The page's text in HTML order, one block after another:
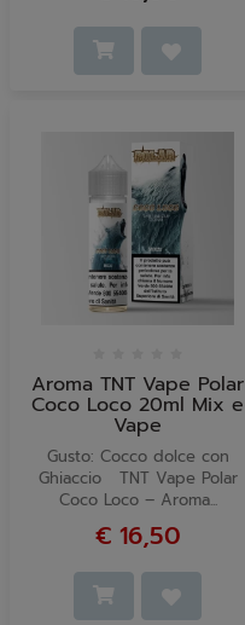
Aroma TNT Vape Polar
Coco Loco 20ml Mix e
Vape
Gusto: Cocco dolce con
Ghiaccio TNT Vape Polar
Coco Loco – Aroma...
€ 16,50